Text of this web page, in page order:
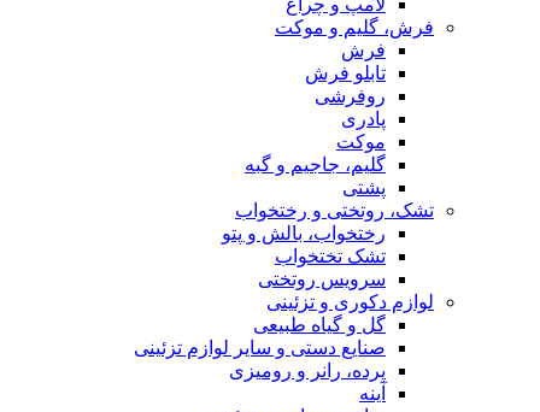
لامپ و چراغ
فرش، گلیم و موکت
فرش
تابلو فرش
روفرشی
پادری
موکت
گلیم، جاجیم و گبه
پشتی
تشک، روتختی و رختخواب
رختخواب، بالش و پتو
تشک تختخواب
سرویس روتختی
لوازم دکوری و تزئینی
گل و گیاه طبیعی
صنایع دستی و سایر لوازم تزئینی
پرده، رانر و رومیزی
آینه